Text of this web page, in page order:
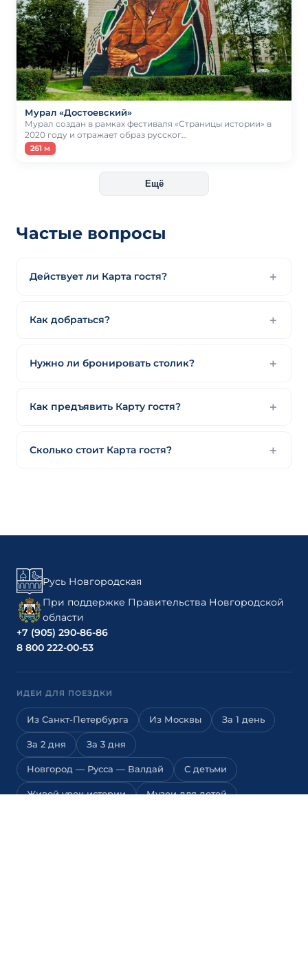
Мурал «Достоевский»
Мурал создан в рамках фестиваля «Страницы истории» в
2020 году и отражает образ русског…
261 м
Ещё
Частые вопросы
Действует ли Карта гостя?
Как добраться?
Нужно ли бронировать столик?
Как предъявить Карту гостя?
Сколько стоит Карта гостя?
Русь Новгородская
При поддержке Правительства Новгородской
области
+7 (905) 290-86-86
8 800 222-00-53
ИДЕИ ДЛЯ ПОЕЗДКИ
Из Санкт-Петербурга Из Москвы За 1 день
За 2 дня За 3 дня
Новгород — Русса — Валдай С детьми
Живой урок истории Музеи для детей